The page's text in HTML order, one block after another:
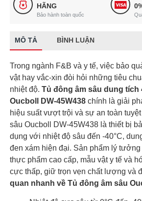
HÃNG
Bảo hành toàn quốc
MÔ TẢ BÌNH LUẬN
Trong ngành F&B và y tế, việc bảo
vật hay vắc-xin đòi hỏi những tiêu
nhiệt độ. Tủ đông âm sâu dung tích
Oucboll DW-45W438 chính là giải
hiệu suất vượt trội và sự an toàn
sâu Oucboll DW-45W438 là thiết bị
dụng với nhiệt độ sâu đến -40°C,
đen xám hiện đại. Sản phẩm lý
thực phẩm cao cấp, mẫu vật y tế và
cực thấp, giữ trọn vẹn chất lượng và
quan nhanh về Tủ đông âm sâu